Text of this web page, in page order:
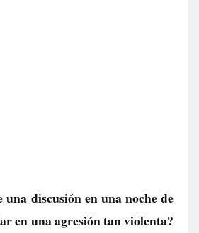
una discusión en una noche de
en una agresión tan violenta?